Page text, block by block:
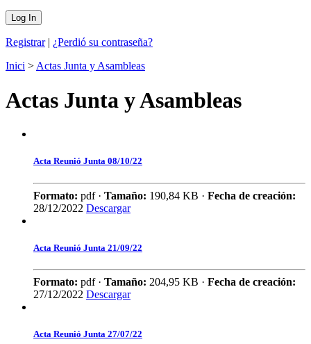
Registrar| ¿Perdió su contraseña?
Inici > Actas Junta y Asambleas
Actas Junta y Asambleas
Acta Reunió Junta 08/10/22
Formato: pdf · Tamaño: 190,84 KB · Fecha de creación:
28/12/2022 Descargar
Acta Reunió Junta 21/09/22
Formato: pdf · Tamaño: 204,95 KB · Fecha de creación:
27/12/2022 Descargar
Acta Reunió Junta 27/07/22